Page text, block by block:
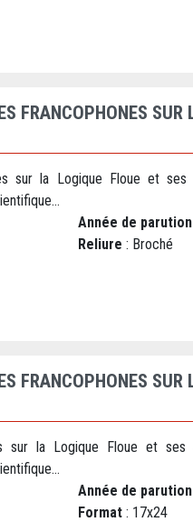
FRANCOPHONES
sur la Logique Floue et ses
Année de parution
Reliure : Broché
FRANCOPHONES
sur la Logique Floue et ses
Année de parution
Format : 17x24